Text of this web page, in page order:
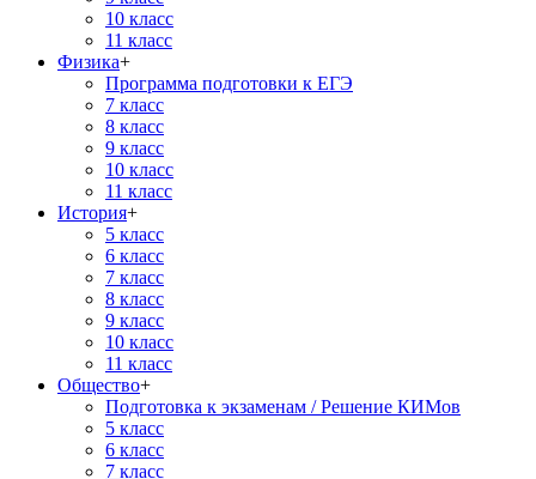
10 класс
11 класс
Физика+
Программа подготовки к ЕГЭ
7 класс
8 класс
9 класс
10 класс
11 класс
История+
5 класс
6 класс
7 класс
8 класс
9 класс
10 класс
11 класс
Общество+
Подготовка к экзаменам / Решение КИМов
5 класс
6 класс
7 класс